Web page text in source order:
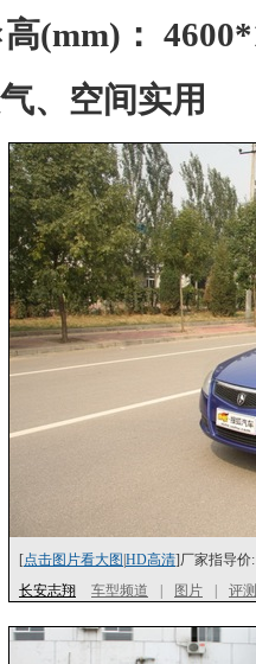
：
空间实用
[点击图片看大图 HD高清]厂家指导价:
长安志翔
车型频道 图片 评测